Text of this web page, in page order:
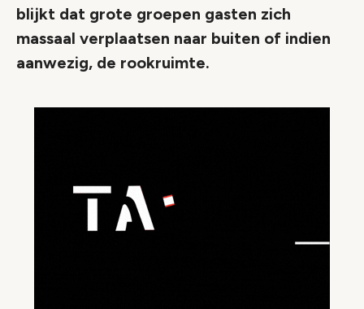
blijkt dat grote groepen gasten zich
massaal verplaatsen naar buiten of indien
aanwezig, de rookruimte.